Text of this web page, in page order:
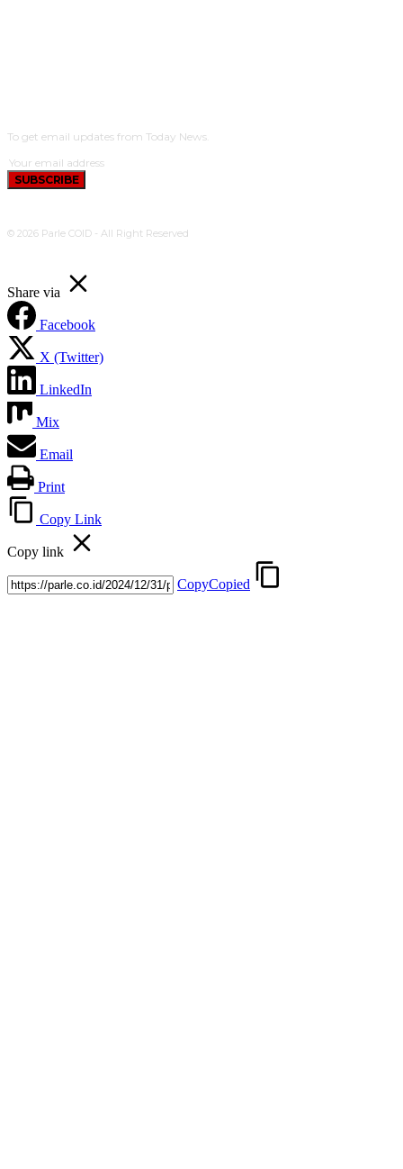
To get email updates from Today News.
SUBSCRIBE
© 2026 Parle COID - All Right Reserved
Share via
Facebook
X (Twitter)
LinkedIn
Mix
Email
Print
Copy Link
Copy link
CopyCopied